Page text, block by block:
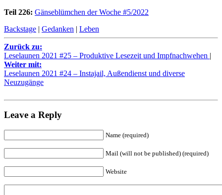
Teil 226: Gänseblümchen der Woche #5/2022
Backstage | Gedanken | Leben
Zurück zu:
Leselaunen 2021 #25 – Produktive Lesezeit und Impfnachwehen |
Weiter mit:
Leselaunen 2021 #24 – Instajail, Außendienst und diverse
Neuzugänge
Leave a Reply
Name (required)
Mail (will not be published) (required)
Website